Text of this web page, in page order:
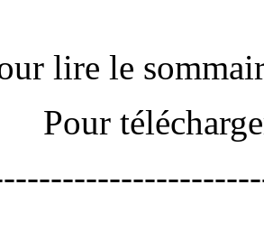
lire le
Pour